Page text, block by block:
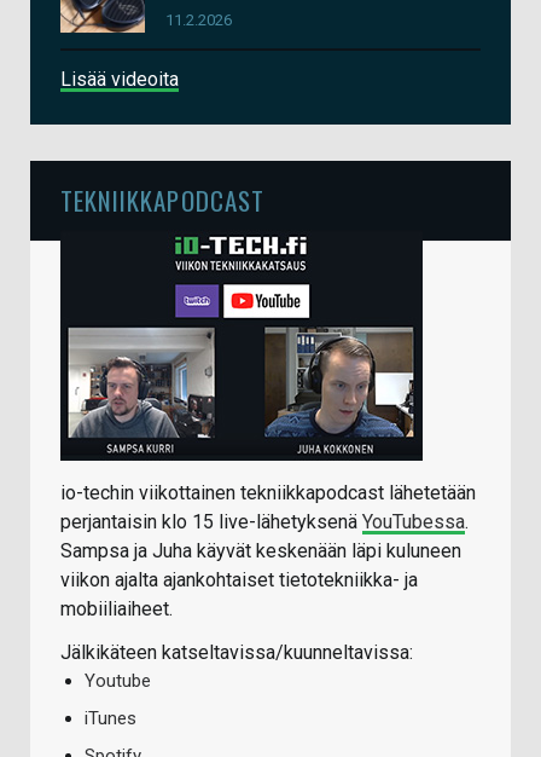
11.2.2026
Lisää videoita
TEKNIIKKAPODCAST
io-techin viikottainen tekniikkapodcast lähetetään
perjantaisin klo 15 live-lähetyksenä YouTubessa.
Sampsa ja Juha käyvät keskenään läpi kuluneen
viikon ajalta ajankohtaiset tietotekniikka- ja
mobiiliaiheet.
Jälkikäteen katseltavissa/kuunneltavissa:
Youtube
iTunes